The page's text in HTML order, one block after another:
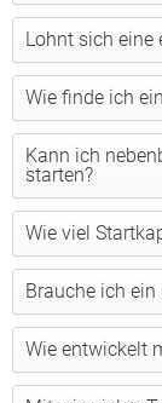
Lohnt sich eine
Wie finde ich
Kann ich
starten?
Wie viel
Brauche ich ein
Wie entwickelt